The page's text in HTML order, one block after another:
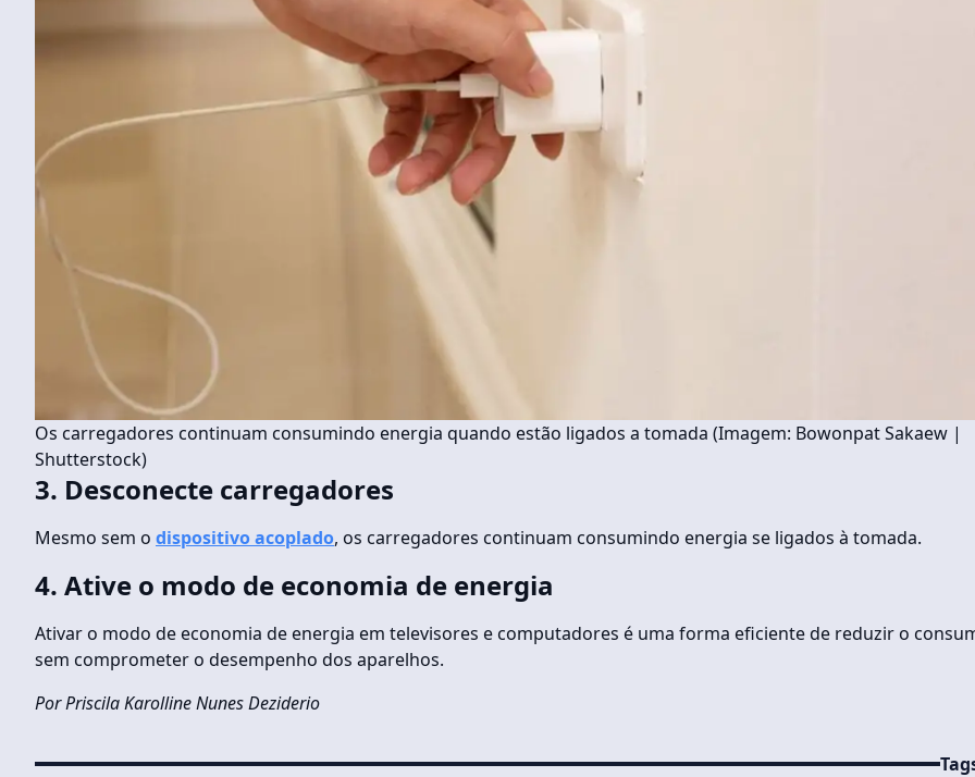
Os carregadores continuam consumindo energia quando estão ligados a tomada (Imagem: Bowonpat Sakaew |
Shutterstock)
3. Desconecte carregadores
Mesmo sem o dispositivo acoplado, os carregadores continuam consumindo energia se ligados à tomada.
4. Ative o modo de economia de energia
Ativar o modo de economia de energia em televisores e computadores é uma forma eficiente de reduzir o
sem comprometer o desempenho dos aparelhos.
Por Priscila Karolline Nunes Deziderio